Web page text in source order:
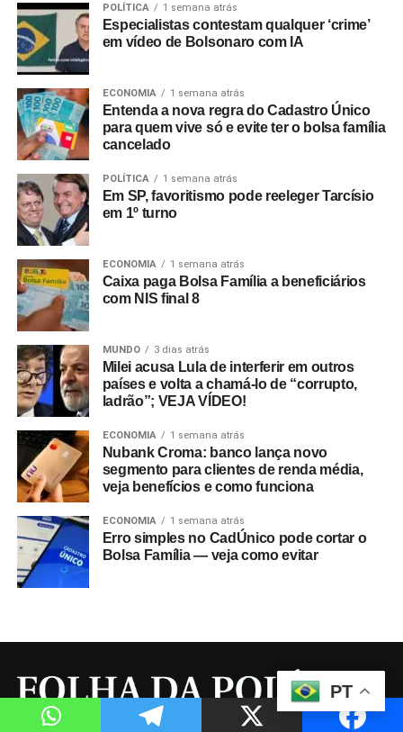
POLÍTICA 1 semana atrás
Especialistas contestam qualquer ‘crime’
em vídeo de Bolsonaro com IA
ECONOMIA 1 semana atrás
Entenda a nova regra do Cadastro Único
para quem vive só e evite ter o bolsa família
cancelado
POLÍTICA 1 semana atrás
Em SP, favoritismo pode reeleger Tarcísio
em 1º turno
ECONOMIA 1 semana atrás
Caixa paga Bolsa Família a beneficiários
com NIS final 8
MUNDO 3 dias atrás
Milei acusa Lula de interferir em outros
países e volta a chamá-lo de “corrupto,
ladrão”; VEJA VÍDEO!
ECONOMIA 1 semana atrás
Nubank Croma: banco lança novo
segmento para clientes de renda média,
veja benefícios e como funciona
ECONOMIA 1 semana atrás
Erro simples no CadÚnico pode cortar o
Bolsa Família — veja como evitar
PT